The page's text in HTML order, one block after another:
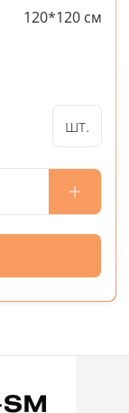
120*120 см
шт.